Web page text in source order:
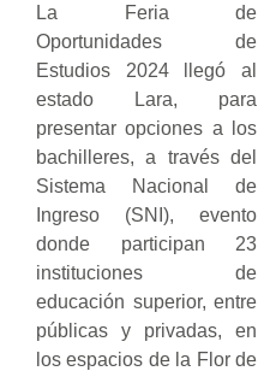
La Feria de
Oportunidades de
Estudios 2024 llegó al
estado Lara, para
presentar opciones a los
bachilleres, a través del
Sistema Nacional de
Ingreso (SNI), evento
donde participan 23
instituciones de
educación superior, entre
públicas y privadas, en
los espacios de la Flor de